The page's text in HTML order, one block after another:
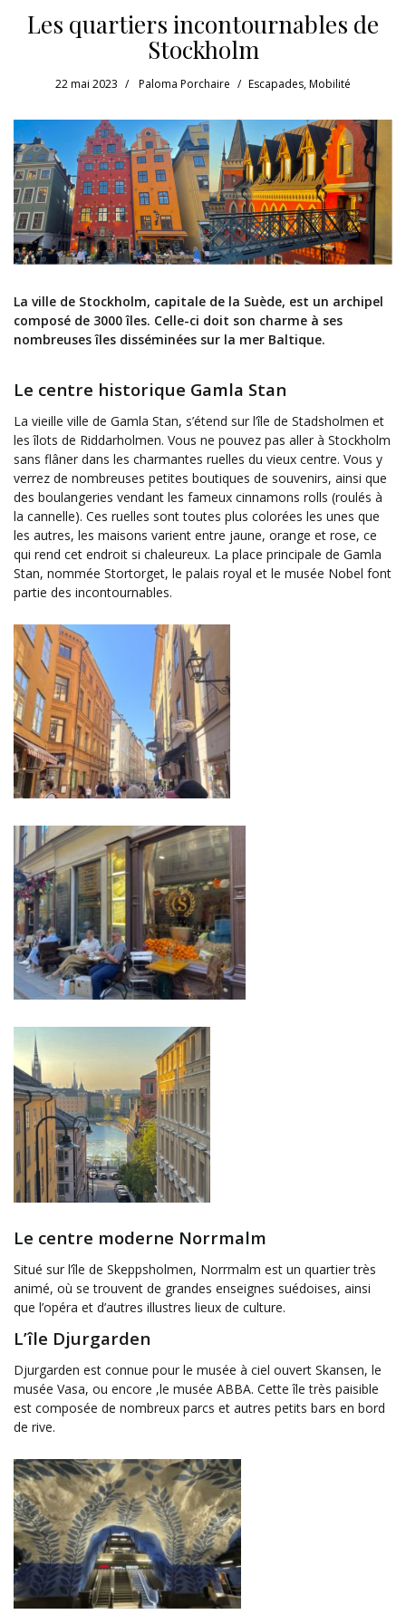
Les quartiers incontournables de
Stockholm
22 mai 2023 Paloma Porchaire Escapades,Mobilité
La ville de Stockholm, capitale de la Suède, est un archipel
composé de 3000 îles. Celle-ci doit son charme à ses
nombreuses îles disséminées sur la mer Baltique.
Le centre historique Gamla Stan
La vieille ville de Gamla Stan, s’étend sur l’île de Stadsholmen et
les îlots de Riddarholmen. Vous ne pouvez pas aller à Stockholm
sans flâner dans les charmantes ruelles du vieux centre. Vous y
verrez de nombreuses petites boutiques de souvenirs, ainsi que
des boulangeries vendant les fameux cinnamons rolls (roulés à
la cannelle). Ces ruelles sont toutes plus colorées les unes que
les autres, les maisons varient entre jaune, orange et rose, ce
qui rend cet endroit si chaleureux. La place principale de Gamla
Stan, nommée Stortorget, le palais royal et le musée Nobel font
partie des incontournables.
Le centre moderne Norrmalm
Situé sur l’île de Skeppsholmen, Norrmalm est un quartier très
animé, où se trouvent de grandes enseignes suédoises, ainsi
que l’opéra et d’autres illustres lieux de culture.
L’île Djurgarden
Djurgarden est connue pour le musée à ciel ouvert Skansen, le
musée Vasa, ou encore ,le musée ABBA. Cette île très paisible
est composée de nombreux parcs et autres petits bars en bord
de rive.